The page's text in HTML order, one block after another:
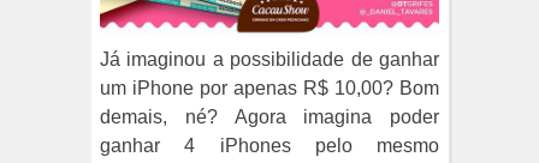
Já imaginou a possibilidade de ganhar
um iPhone por apenas R$ 10,00? Bom
demais, né? Agora imagina poder
ganhar 4 iPhones pelo mesmo